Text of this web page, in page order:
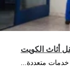
متعددة...